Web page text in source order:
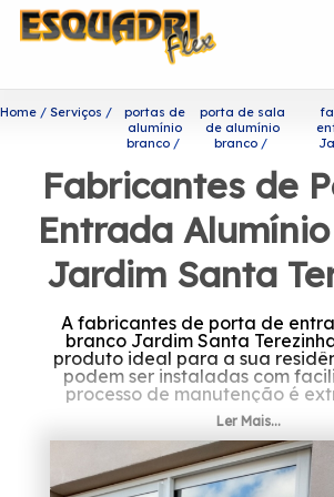
Home Serviços
portas de
alumínio
branco
porta de sala
de alumínio
branco
Fabricantes de
Entrada
Jardim Santa
A fabricantes de porta de
branco Jardim Santa
produto ideal para a sua
podem ser instaladas com
processo de manutenção é
simplificado.
Ficou interessado
fabricantes de
Ler Mais...